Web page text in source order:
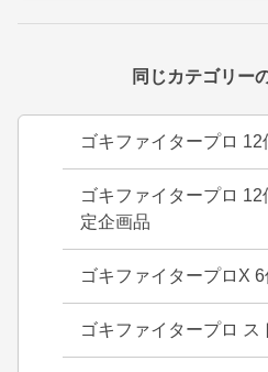
同じカテゴリー
ゴキファイタープロ 12
ゴキファイタープロ
定企画品
ゴキファイタープロX 6
ゴキファイタープロ ス